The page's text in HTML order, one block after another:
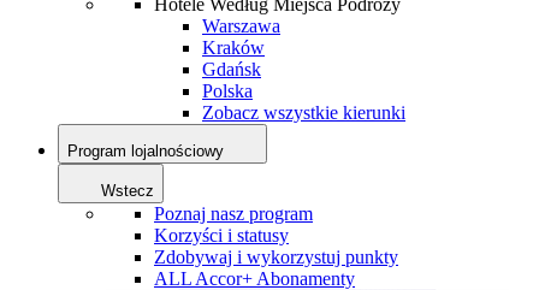
Warszawa
Kraków
Gdańsk
Polska
Zobacz wszystkie kierunki
Program lojalnościowy
Wstecz
Poznaj nasz program
Korzyści i statusy
Zdobywaj i wykorzystuj punkty
ALL Accor+ Abonamenty